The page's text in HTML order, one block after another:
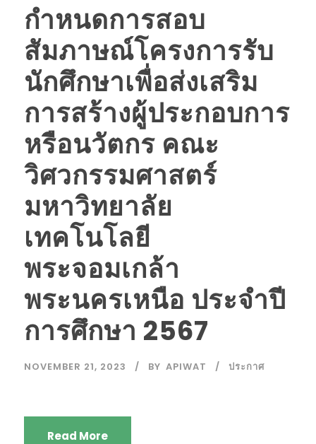
กำหนดการสอบ
สัมภาษณ์โครงการรับ
นักศึกษาเพื่อส่งเสริม
การสร้างผู้ประกอบการ
หรือนวัตกร คณะ
วิศวกรรมศาสตร์
มหาวิทยาลัย
เทคโนโลยี
พระจอมเกล้า
พระนครเหนือ ประจำปี
การศึกษา 2567
NOVEMBER 21, 2023 BY APIWAT ประกาศ
Read More